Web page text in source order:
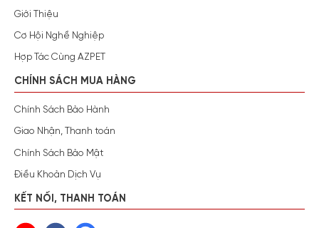
Giới Thiệu
Cơ Hội Nghề Nghiệp
Hợp Tác Cùng AZPET
CHÍNH SÁCH MUA HÀNG
Chính Sách Bảo Hành
Giao Nhận, Thanh toán
Chính Sách Bảo Mật
Điều Khoản Dịch Vụ
KẾT NỐI, THANH TOÁN